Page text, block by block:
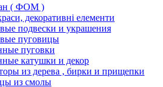
( ФОМ )
декоративні елементи
подвески и украшения
пуговицы
пуговки
катушки и декор
из дерева , бирки и прищепки
из смолы